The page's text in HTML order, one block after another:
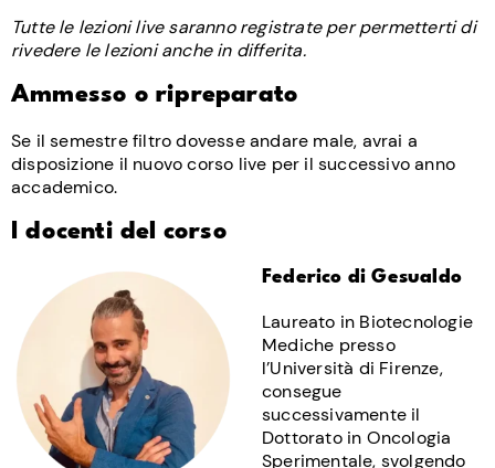
Tutte le lezioni live saranno registrate per permetterti di
rivedere le lezioni anche in differita.
Ammesso o ripreparato
Se il semestre filtro dovesse andare male, avrai a
disposizione il nuovo corso live per il successivo anno
accademico.
I docenti del corso
Federico di Gesualdo
Laureato in Biotecnologie
Mediche presso
l’Università di Firenze,
consegue
successivamente il
Dottorato in Oncologia
Sperimentale, svolgendo